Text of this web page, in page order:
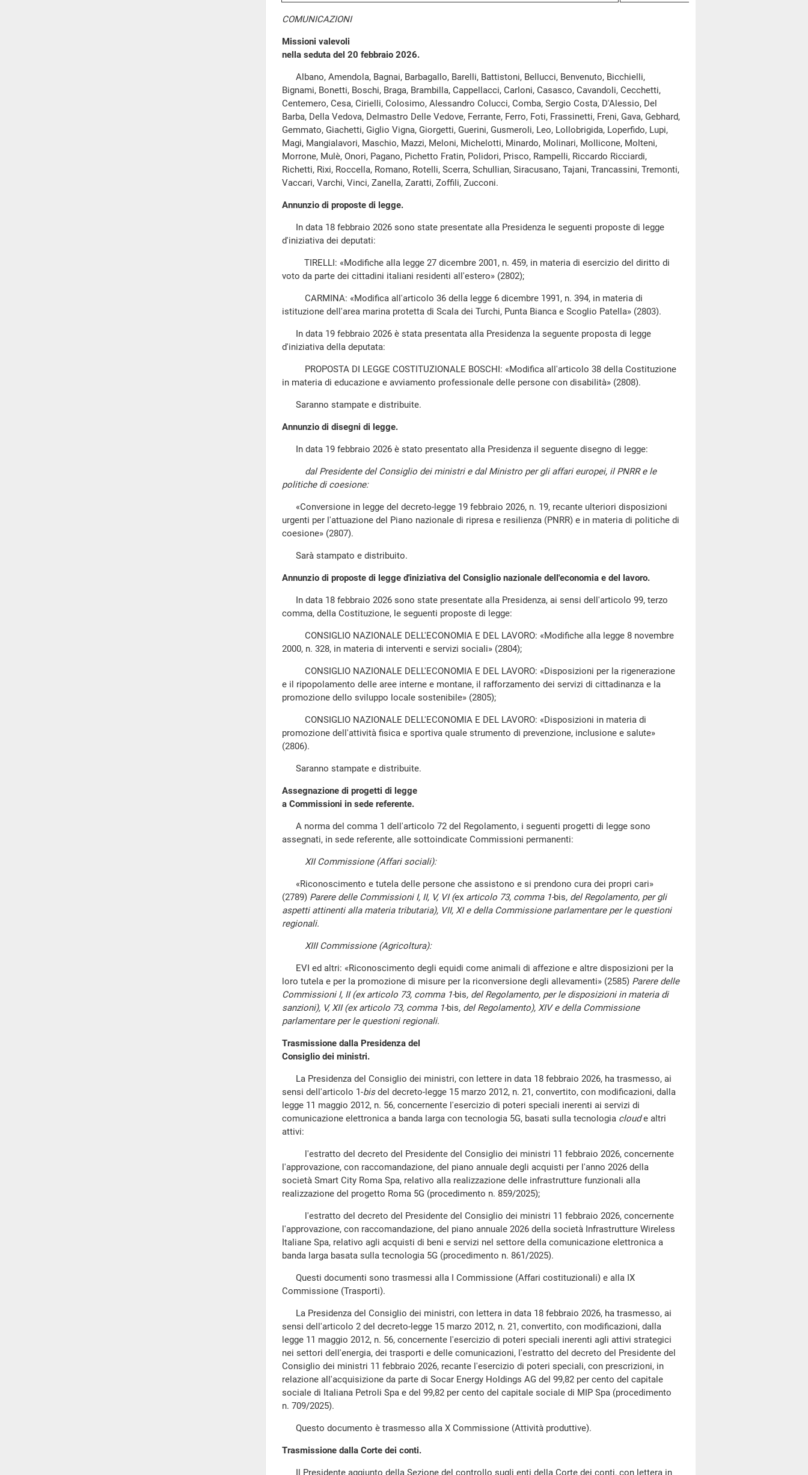
COMUNICAZIONI
Missioni valevoli
nella seduta del 20 febbraio 2026.
Albano, Amendola, Bagnai, Barbagallo, Barelli, Battistoni, Bellucci, Benvenuto, Bicchielli,
Bignami, Bonetti, Boschi, Braga, Brambilla, Cappellacci, Carloni, Casasco, Cavandoli, Cecchetti,
Centemero, Cesa, Cirielli, Colosimo, Alessandro Colucci, Comba, Sergio Costa, D'Alessio, Del
Barba, Della Vedova, Delmastro Delle Vedove, Ferrante, Ferro, Foti, Frassinetti, Freni, Gava, Gebhard,
Gemmato, Giachetti, Giglio Vigna, Giorgetti, Guerini, Gusmeroli, Leo, Lollobrigida, Loperfido, Lupi,
Magi, Mangialavori, Maschio, Mazzi, Meloni, Michelotti, Minardo, Molinari, Mollicone, Molteni,
Morrone, Mulè, Onori, Pagano, Pichetto Fratin, Polidori, Prisco, Rampelli, Riccardo Ricciardi,
Richetti, Rixi, Roccella, Romano, Rotelli, Scerra, Schullian, Siracusano, Tajani, Trancassini, Tremonti,
Vaccari, Varchi, Vinci, Zanella, Zaratti, Zoffili, Zucconi.
Annunzio di proposte di legge.
In data 18 febbraio 2026 sono state presentate alla Presidenza le seguenti proposte di legge
d'iniziativa dei deputati:
TIRELLI: «Modifiche alla legge 27 dicembre 2001, n. 459, in materia di esercizio del diritto di
voto da parte dei cittadini italiani residenti all'estero» (2802);
CARMINA: «Modifica all'articolo 36 della legge 6 dicembre 1991, n. 394, in materia di
istituzione dell'area marina protetta di Scala dei Turchi, Punta Bianca e Scoglio Patella» (2803).
In data 19 febbraio 2026 è stata presentata alla Presidenza la seguente proposta di legge
d'iniziativa della deputata:
PROPOSTA DI LEGGE COSTITUZIONALE BOSCHI: «Modifica all'articolo 38 della Costituzione
in materia di educazione e avviamento professionale delle persone con disabilità» (2808).
Saranno stampate e distribuite.
Annunzio di disegni di legge.
In data 19 febbraio 2026 è stato presentato alla Presidenza il seguente disegno di legge:
dal Presidente del Consiglio dei ministri e dal Ministro per gli affari europei, il PNRR e le
politiche di coesione:
«Conversione in legge del decreto-legge 19 febbraio 2026, n. 19, recante ulteriori disposizioni
urgenti per l'attuazione del Piano nazionale di ripresa e resilienza (PNRR) e in materia di politiche di
coesione» (2807).
Sarà stampato e distribuito.
Annunzio di proposte di legge d'iniziativa del Consiglio nazionale dell'economia e del lavoro.
In data 18 febbraio 2026 sono state presentate alla Presidenza, ai sensi dell'articolo 99, terzo
comma, della Costituzione, le seguenti proposte di legge:
CONSIGLIO NAZIONALE DELL'ECONOMIA E DEL LAVORO: «Modifiche alla legge 8 novembre
2000, n. 328, in materia di interventi e servizi sociali» (2804);
CONSIGLIO NAZIONALE DELL'ECONOMIA E DEL LAVORO: «Disposizioni per la rigenerazione
e il ripopolamento delle aree interne e montane, il rafforzamento dei servizi di cittadinanza e la
promozione dello sviluppo locale sostenibile» (2805);
CONSIGLIO NAZIONALE DELL'ECONOMIA E DEL LAVORO: «Disposizioni in materia di
promozione dell'attività fisica e sportiva quale strumento di prevenzione, inclusione e salute»
(2806).
Saranno stampate e distribuite.
Assegnazione di progetti di legge
a Commissioni in sede referente.
A norma del comma 1 dell'articolo 72 del Regolamento, i seguenti progetti di legge sono
assegnati, in sede referente, alle sottoindicate Commissioni permanenti:
XII Commissione (Affari sociali):
«Riconoscimento e tutela delle persone che assistono e si prendono cura dei propri cari»
(2789) Parere delle Commissioni I, II, V, VI (ex articolo 73, comma 1-bis, del Regolamento, per gli
aspetti attinenti alla materia tributaria), VII, XI e della Commissione parlamentare per le questioni
regionali.
XIII Commissione (Agricoltura):
EVI ed altri: «Riconoscimento degli equidi come animali di affezione e altre disposizioni per la
loro tutela e per la promozione di misure per la riconversione degli allevamenti» (2585) Parere delle
Commissioni I, II (ex articolo 73, comma 1-bis, del Regolamento, per le disposizioni in materia di
sanzioni), V, XII (ex articolo 73, comma 1-bis, del Regolamento), XIV e della Commissione
parlamentare per le questioni regionali.
Trasmissione dalla Presidenza del
Consiglio dei ministri.
La Presidenza del Consiglio dei ministri, con lettere in data 18 febbraio 2026, ha trasmesso, ai
sensi dell'articolo 1-bisdel decreto-legge 15 marzo 2012, n. 21, convertito, con modificazioni, dalla
legge 11 maggio 2012, n. 56, concernente l'esercizio di poteri speciali inerenti ai servizi di
comunicazione elettronica a banda larga con tecnologia 5G, basati sulla tecnologia cloude altri
attivi:
l'estratto del decreto del Presidente del Consiglio dei ministri 11 febbraio 2026, concernente
l'approvazione, con raccomandazione, del piano annuale degli acquisti per l'anno 2026 della
società Smart City Roma Spa, relativo alla realizzazione delle infrastrutture funzionali alla
realizzazione del progetto Roma 5G (procedimento n. 859/2025);
l'estratto del decreto del Presidente del Consiglio dei ministri 11 febbraio 2026, concernente
l'approvazione, con raccomandazione, del piano annuale 2026 della società Infrastrutture Wireless
Italiane Spa, relativo agli acquisti di beni e servizi nel settore della comunicazione elettronica a
banda larga basata sulla tecnologia 5G (procedimento n. 861/2025).
Questi documenti sono trasmessi alla I Commissione (Affari costituzionali) e alla IX
Commissione (Trasporti).
La Presidenza del Consiglio dei ministri, con lettera in data 18 febbraio 2026, ha trasmesso, ai
sensi dell'articolo 2 del decreto-legge 15 marzo 2012, n. 21, convertito, con modificazioni, dalla
legge 11 maggio 2012, n. 56, concernente l'esercizio di poteri speciali inerenti agli attivi strategici
nei settori dell'energia, dei trasporti e delle comunicazioni, l'estratto del decreto del Presidente del
Consiglio dei ministri 11 febbraio 2026, recante l'esercizio di poteri speciali, con prescrizioni, in
relazione all'acquisizione da parte di Socar Energy Holdings AG del 99,82 per cento del capitale
sociale di Italiana Petroli Spa e del 99,82 per cento del capitale sociale di MIP Spa (procedimento
n. 709/2025).
Questo documento è trasmesso alla X Commissione (Attività produttive).
Trasmissione dalla Corte dei conti.
Il Presidente aggiunto della Sezione del controllo sugli enti della Corte dei conti, con lettera in